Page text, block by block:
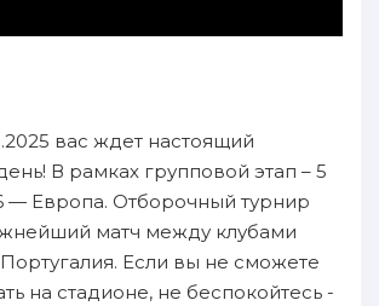
вас ждет настоящий
В рамках групповой этап – 5
— Европа. Отборочный турнир
матч между клубами
Если вы не сможете
на стадионе, не беспокойтесь -